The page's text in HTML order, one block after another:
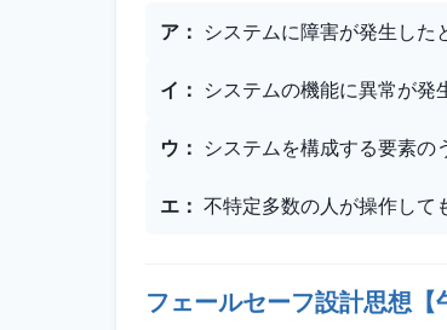
選択肢
ア ： システムに障害が発生した
イ ： システムの機能に異常が発
ウ ： システムを構成する要素の
エ ： 不特定多数の人が操作して
フェールセーフ設計思想【